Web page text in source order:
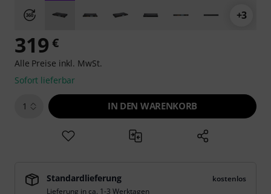
+3
319 €
Alle Preise inkl. MwSt.
Sofort lieferbar
1 IN DEN WARENKORB
Standardlieferung
kostenlos
Lieferung in ca. 1-3 Werktagen